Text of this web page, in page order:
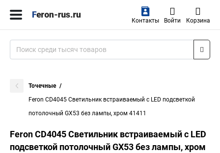
Контакты Войти Корзина
Точечные
Feron CD4045 Светильник встраиваемый с LED подсветкой
потолочный GX53 без лампы, хром 41411
Feron CD4045 Светильник встраиваемый с LED
подсветкой потолочный GX53 без лампы, хром